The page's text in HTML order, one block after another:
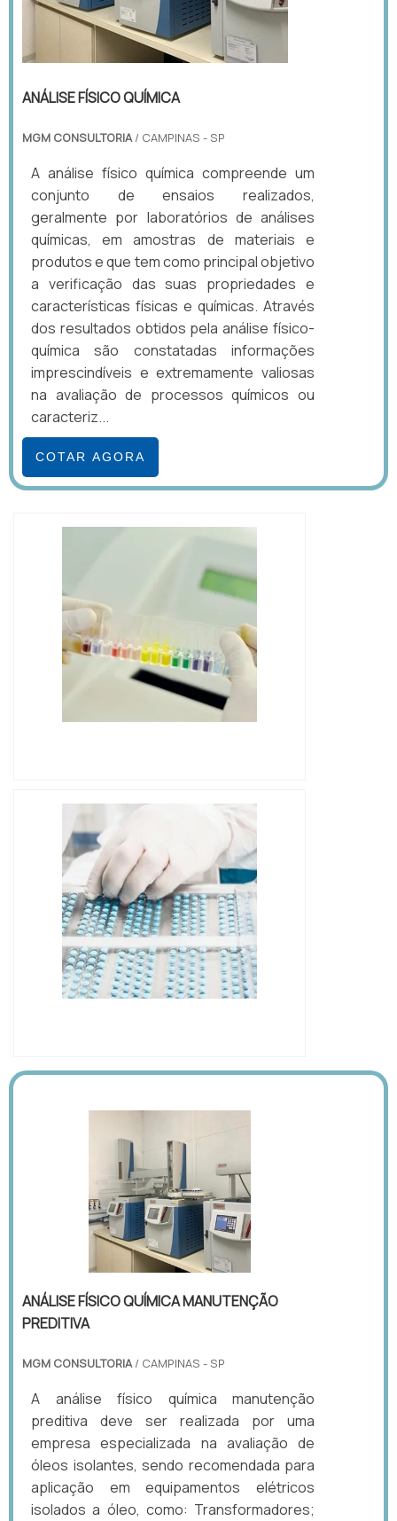
ANÁLISE FÍSICO QUÍMICA
MGM CONSULTORIA/ CAMPINAS - SP
A análise físico química compreende um
conjunto de ensaios realizados,
geralmente por laboratórios de análises
químicas, em amostras de materiais e
produtos e que tem como principal objetivo
a verificação das suas propriedades e
características físicas e químicas. Através
dos resultados obtidos pela análise físico-
química são constatadas informações
imprescindíveis e extremamente valiosas
na avaliação de processos químicos ou
caracteriz...
COTAR AGORA
ANÁLISE FÍSICO QUÍMICA MANUTENÇÃO
PREDITIVA
MGM CONSULTORIA/ CAMPINAS - SP
A análise físico química manutenção
preditiva deve ser realizada por uma
empresa especializada na avaliação de
óleos isolantes, sendo recomendada para
aplicação em equipamentos elétricos
isolados a óleo, como: Transformadores;